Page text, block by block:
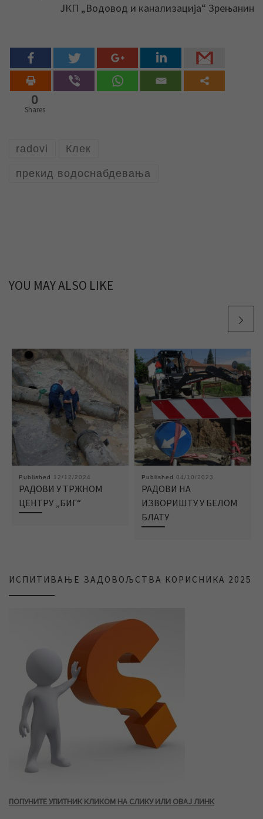
ЈКП „Водовод и канализација“ Зрењанин
0
Shares
radovi Клек
прекид водоснабдевања
YOU MAY ALSO LIKE
Published 12/12/2024
РАДОВИ У ТРЖНОМ
ЦЕНТРУ „БИГ“
Published 04/10/2023
РАДОВИ НА
ИЗВОРИШТУ У БЕЛОМ
БЛАТУ
ИСПИТИВАЊЕ ЗАДОВОЉСТВА КОРИСНИКА 2025
ПОПУНИТЕ УПИТНИК КЛИКОМ НА СЛИКУ ИЛИ ОВАЈ ЛИНК